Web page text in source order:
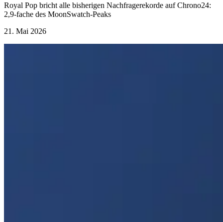
Royal Pop bricht alle bisherigen Nachfragerekorde auf Chrono24:
2,9-fache des MoonSwatch-Peaks
21. Mai 2026